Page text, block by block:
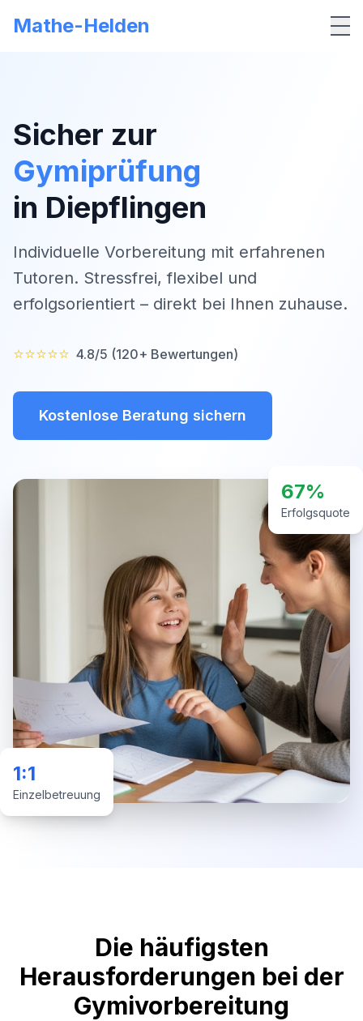
Mathe-Helden
Sicher zur
Gymiprüfung
in Diepflingen
Individuelle Vorbereitung mit erfahrenen
Tutoren. Stressfrei, flexibel und
erfolgsorientiert – direkt bei Ihnen zuhause.
⭐⭐⭐⭐⭐ 4.8/5 (120+ Bewertungen)
Kostenlose Beratung sichern
67%
Erfolgsquote
1:1
Einzelbetreuung
Die häufigsten
Herausforderungen bei der
Gymivorbereitung